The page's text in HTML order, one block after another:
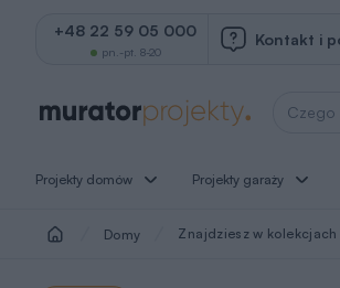
+48 22 59 05 000
pn.-pt. 8-20
Kontakt i
Projekty domów Projekty garaży
Domy Znajdziesz w kolekcjach